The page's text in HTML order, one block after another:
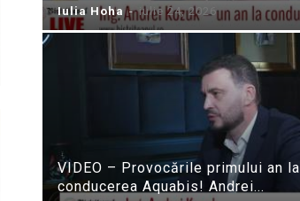
Iulia Hoha - iulie 24, 2026
VIDEO – Provocările primului an la
conducerea Aquabis! Andrei...